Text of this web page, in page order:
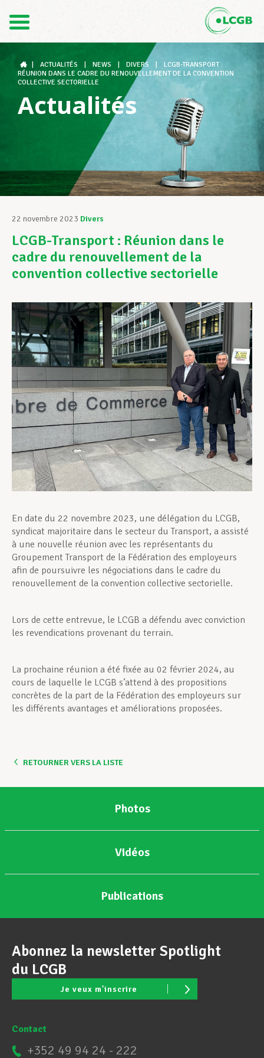
DE
Le LCGB
Structures syndicales
Assistance au Travail
Vos droits
Développement professionnel
Devenir Membre
Actualités
ACTUALITÉS NEWS DIVERS
LCGB-TRANSPORT :
RÉUNION DANS LE CADRE DU RENOUVELLEMENT DE LA CONVENTION
COLLECTIVE SECTORIELLE
Actualités
22 novembre 2023 Divers
LCGB-Transport : Réunion dans le
cadre du renouvellement de la
convention collective sectorielle
En date du 22 novembre 2023, une délégation du LCGB,
syndicat majoritaire dans le secteur du Transport, a assisté
à une nouvelle réunion avec les représentants du
Groupement Transport de la Fédération des employeurs
afin de poursuivre les négociations dans le cadre du
renouvellement de la convention collective sectorielle.
Lors de cette entrevue, le LCGB a défendu avec conviction
les revendications provenant du terrain.
La prochaine réunion a été fixée au 02 février 2024, au
cours de laquelle le LCGB s’attend à des propositions
concrètes de la part de la Fédération des employeurs sur
les différents avantages et améliorations proposées.
RETOURNER VERS LA LISTE
Photos
Vidéos
Publications
Abonnez la newsletter Spotlight
du LCGB
Je veux m'inscrire
Contact
+352 49 94 24 - 222